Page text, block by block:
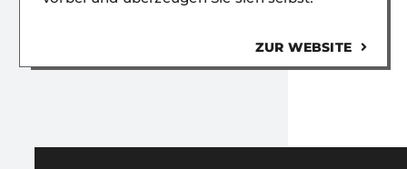
ZUR WEBSITE